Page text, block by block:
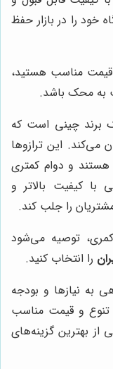
خود را در بازار حفظ
قیمت مناسب هستید،
به محک باشد.
برند چینی است که
می‌کند. این ترازوها
هستند و دوام کمتری
با کیفیت بالاتر و
را جلب کند.
توصیه می‌شود
را انتخاب کنید.
به نیازها و بودجه
تنوع و قیمت مناسب
از بهترین گزینه‌های